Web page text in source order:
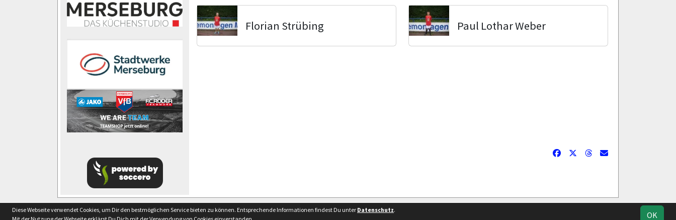
Florian Strübing Paul Lothar Weber
soccero.de
© 2006 - 2026 OK
Diese Webseite verwendet Cookies, um Dir den bestmöglichen Service bieten zu können. Entsprechende Informationen findest Du unter Datenschutz.